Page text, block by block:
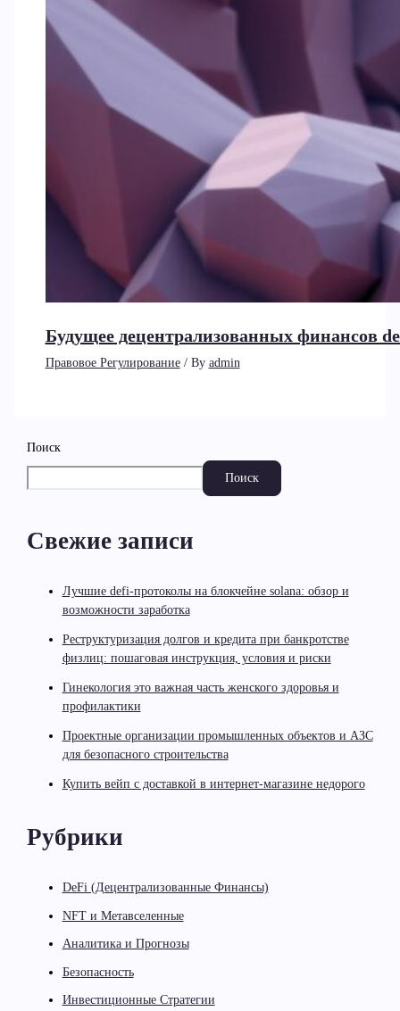
Будущее децентрализованных финансов
Правовое Регулирование/ By admin
Поиск
Поиск
Свежие записи
Лучшие defi-протоколы на блокчейне solana: обзор и
возможности заработка
Реструктуризация долгов и кредита при банкротстве
физлиц: пошаговая инструкция, условия и риски
Гинекология это важная часть женского здоровья и
профилактики
Проектные организации промышленных объектов и АЗС
для безопасного строительства
Купить вейп с доставкой в интернет-магазине недорого
Рубрики
DeFi (Децентрализованные Финансы)
NFT и Метавселенные
Аналитика и Прогнозы
Безопасность
Инвестиционные Стратегии